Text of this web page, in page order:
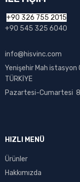
+90 326 755 2015
+90 545 325 6040
info@hisvinc.com
Yenişehir Mah
TÜRKİYE
Pazartesi-Cumartesi
HIZLI MENÜ
Ürünler
Hakkımızda